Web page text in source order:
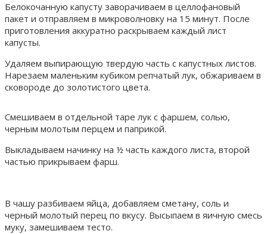
Белокочанную капусту заворачиваем в целлофановый
пакет и отправляем в микроволновку на 15 минут. После
приготовления аккуратно раскрываем каждый лист
капусты.
Удаляем выпирающую твердую часть с капустных листов.
Нарезаем маленьким кубиком репчатый лук, обжариваем в
сковороде до золотистого цвета.
Смешиваем в отдельной таре лук с фаршем, солью,
черным молотым перцем и паприкой.
Выкладываем начинку на ½ часть каждого листа, второй
частью прикрываем фарш.
В чашу разбиваем яйца, добавляем сметану, соль и
черный молотый перец по вкусу. Высыпаем в яичную смесь
муку, замешиваем тесто.